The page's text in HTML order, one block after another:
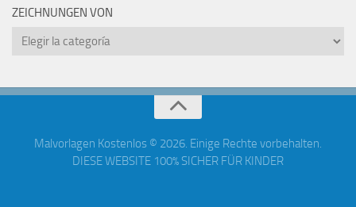
ZEICHNUNGEN VON
Zeichnungen
Malvorlagen Kostenlos © 2026. Einige Rechte vorbehalten.
DIESE WEBSITE 100% SICHER FÜR KINDER